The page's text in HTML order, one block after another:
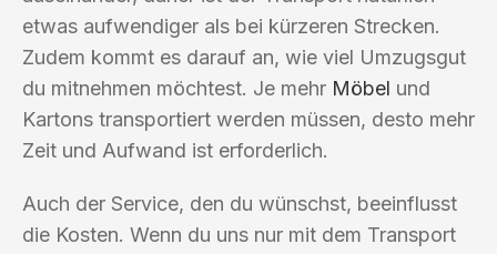
etwas aufwendiger als bei kürzeren Strecken.
Zudem kommt es darauf an, wie viel Umzugsgut
du mitnehmen möchtest. Je mehr Möbel und
Kartons transportiert werden müssen, desto mehr
Zeit und Aufwand ist erforderlich.
Auch der Service, den du wünschst, beeinflusst
die Kosten. Wenn du uns nur mit dem Transport